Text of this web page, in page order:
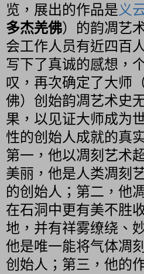
览，展出的作品是义
多杰羌佛）的韵凋艺
会工作人员有近四百
写下了真诚的感想，
叹，再次确定了大师
佛）创始韵凋艺术史
果，以见证大师成为
性的创始人成就的真
第一，他以凋刻艺术
美丽，他是人类凋刻
的创始人；第二，他
在石洞中更有美不胜
地，并有祥雾缭绕、
他是唯一能将气体凋
创始人；第三，他的